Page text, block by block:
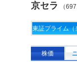
京セラ （
東証プライム（
株価